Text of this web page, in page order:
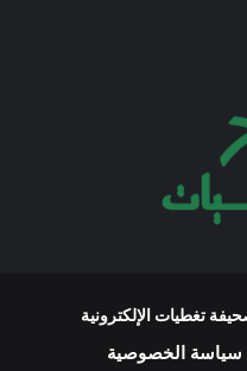
تغطيات الإلكترونية
سياسة الخصوصية